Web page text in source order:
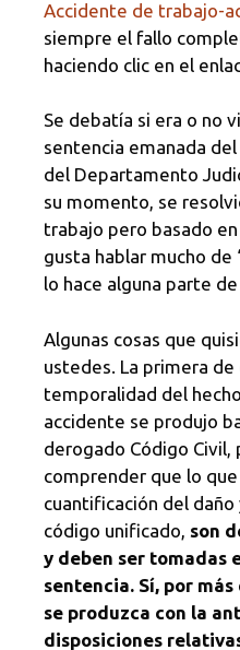
Accidente de trabajo-
siempre el fallo
haciendo clic en el
Se debatía si era o no
sentencia emanada
del Departamento
su momento, se
trabajo pero basado
gusta hablar mucho de
lo hace alguna parte
Algunas cosas que
ustedes. La primera
temporalidad del
accidente se produjo
derogado Código
comprender que lo
cuantificación del
código unificado, son
y deben ser tomadas
sentencia. Sí, por
se produzca con la
disposiciones